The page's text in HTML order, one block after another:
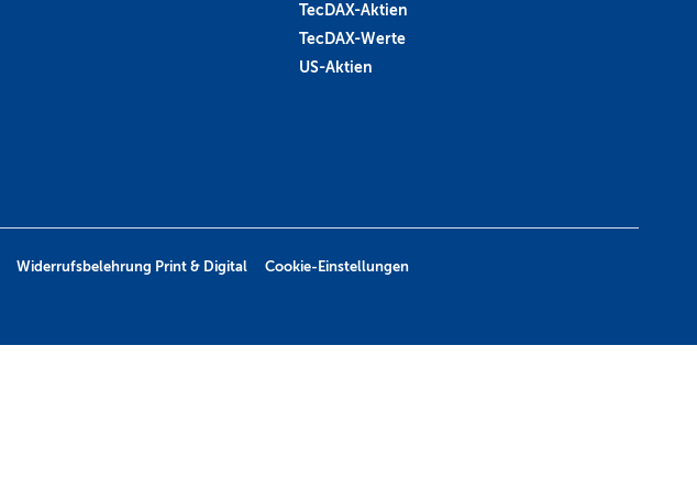
TecDAX-Aktien
TecDAX-Werte
US-Aktien
Widerrufsbelehrung Print & Digital Cookie-Einstellungen